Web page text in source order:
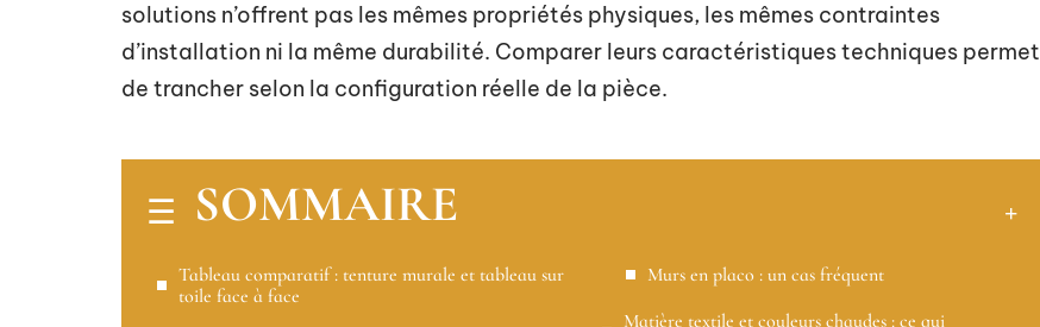
solutions n’offrent pas les mêmes propriétés physiques, les mêmes contraintes
d’installation ni la même durabilité. Comparer leurs caractéristiques techniques permet
de trancher selon la configuration réelle de la pièce.
SOMMAIRE
Tableau comparatif : tenture murale et tableau sur
toile face à face
Murs en placo : un cas fréquent
Matière textile et couleurs chaudes : ce qui